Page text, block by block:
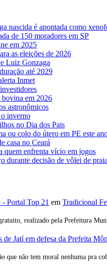
nascida é apontada como
de 150 moradores em SP
em 2025
as eleições de 2026
Luiz Gonzaga
até 2029
Inmet
bovina em 2026
astronômicos
o inverno
no Dia dos Pais
ou colo do útero em PE este
casa no Ceará
quem enfrenta vício em jogos
durante decisão de vôlei de praia
Portal Top 21 em Tradicional
realizado pela Prefeitura
Jatí em defesa da Prefeita
que não tem moral nenhuma pra